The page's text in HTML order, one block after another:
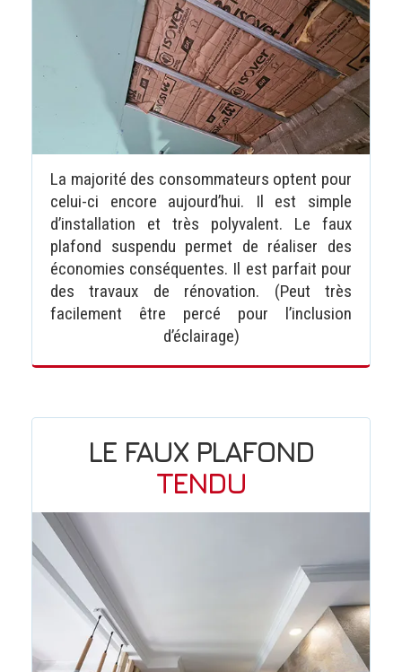
La majorité des consommateurs optent pour
celui-ci encore aujourd’hui. Il est simple
d’installation et très polyvalent. Le faux
plafond suspendu permet de réaliser des
économies conséquentes. Il est parfait pour
des travaux de rénovation. (Peut très
facilement être percé pour l’inclusion
d’éclairage)
LE FAUX PLAFOND
TENDU